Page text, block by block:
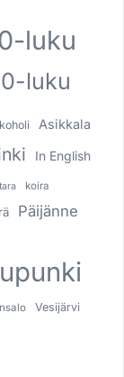
luku
luku
Asikkala
In English
koira
Päijänne
Vesijärvi